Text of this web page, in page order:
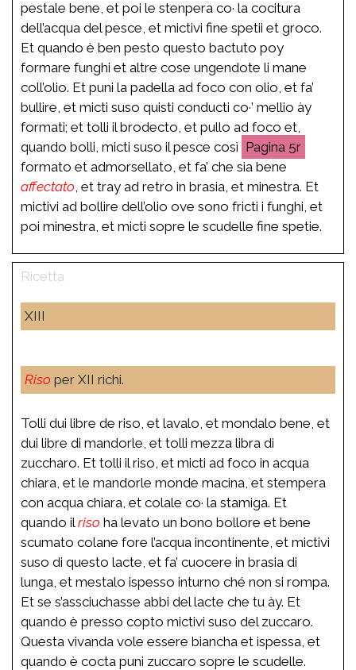
pestale bene, et poi le stenpera co· la cocitura
dell’acqua del pesce, et mictivi fine spetii et groco.
Et quando è ben pesto questo bactuto poy
formare funghi et altre cose ungendote li mane
coll’olio. Et puni la padella ad foco con olio, et fa’
bullire, et micti suso quisti conducti co·’ mellio ày
formati; et tolli il brodecto, et pullo ad foco et,
quando bolli, micti suso il pesce così
5r
formato et admorsellato, et fa’ che sia bene
affectato , et tray ad retro in brasia, et minestra. Et
mictivi ad bollire dell’olio ove sono fricti i funghi, et
poi minestra, et micti sopre le scudelle fine spetie.
XIII
Riso per XII richi.
Tolli dui libre de riso, et lavalo, et mondalo bene, et
dui libre di mandorle, et tolli mezza libra di
zuccharo. Et tolli il riso, et micti ad foco in acqua
chiara, et le mandorle monde macina, et stempera
con acqua chiara, et colale co· la stamiga. Et
quando ilriso ha levato un bono bollore et bene
scumato colane fore l’acqua incontinente, et mictivi
suso di questo lacte, et fa’ cuocere in brasia di
lunga, et mestalo ispesso inturno ché non si rompa.
Et se s’assciuchasse abbi del lacte che tu ày. Et
quando è presso copto mictivi suso del zuccaro.
Questa vivanda vole essere biancha et ispessa, et
quando è cocta puni zuccaro sopre le scudelle.